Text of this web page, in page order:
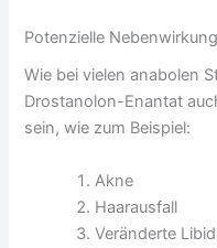
Potenzielle
Wie bei vielen anabolen
Drostanolon-Enantat
sein, wie zum Beispiel:
Akne
Haarausfall
Veränderte